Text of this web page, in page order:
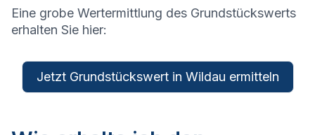
Eine grobe Wertermittlung des Grundstückswerts
erhalten Sie hier:
Jetzt Grundstückswert in Wildau ermitteln